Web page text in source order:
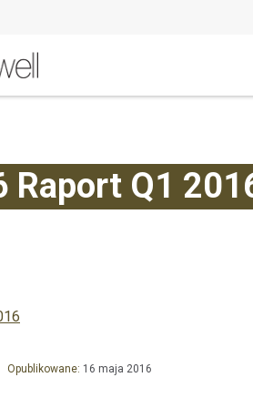
Raport Q1
Opublikowane: 16 maja 2016